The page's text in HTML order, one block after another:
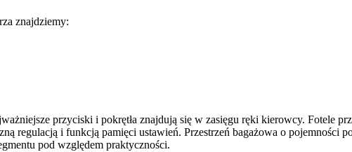
znajdziemy:
przyciski i pokrętła znajdują się w zasięgu ręki kierowcy. Fotele
regulacją i funkcją pamięci ustawień. Przestrzeń bagażowa o pojemności
pod względem praktyczności.